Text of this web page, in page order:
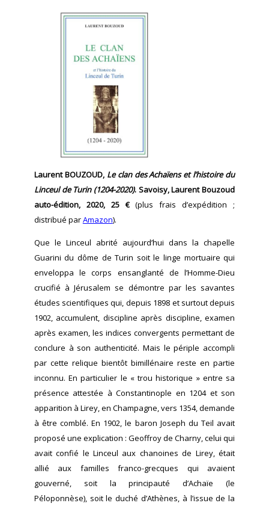
Laurent BOUZOUD, Le clan des Achaïens et l’histoire du
Linceul de Turin (1204-2020). Savoisy, Laurent Bouzoud
auto-édition, 2020, 25 €(plus frais d’expédition ;
distribué parAmazon).
Que le Linceul abrité aujourd’hui dans la chapelle
Guarini du dôme de Turin soit le linge mortuaire qui
enveloppa le corps ensanglanté de l’Homme-Dieu
crucifié à Jérusalem se démontre par les savantes
études scientifiques qui, depuis 1898 et surtout depuis
1902, accumulent, discipline après discipline, examen
après examen, les indices convergents permettant de
conclure à son authenticité. Mais le périple accompli
par cette relique bientôt bimillénaire reste en partie
inconnu. En particulier le « trou historique » entre sa
présence attestée à Constantinople en 1204 et son
apparition à Lirey, en Champagne, vers 1354, demande
à être comblé. En 1902, le baron Joseph du Teil avait
proposé une explication : Geoffroy de Charny, celui qui
avait confié le Linceul aux chanoines de Lirey, était
allié aux familles franco-grecques qui avaient
gouverné, soit la principauté d’Achaïe (le
Péloponnèse), soit le duché d’Athènes, à l’issue de la